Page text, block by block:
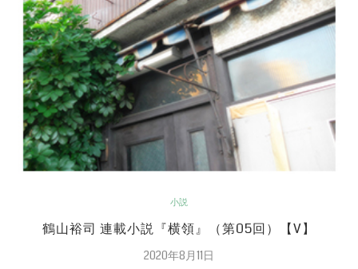
小説
鶴山裕司 連載小説『横領』（第05回）【V】
2020年8月11日